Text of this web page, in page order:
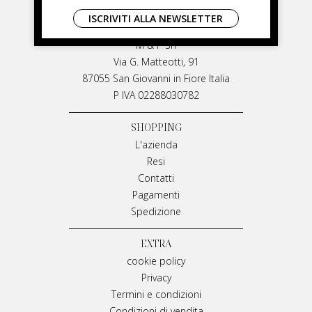
LIVIANA MIRARCHI
M & P Srl
Via G. Matteotti, 91
87055 San Giovanni in Fiore Italia
P IVA 02288030782
SHOPPING
L'azienda
Resi
Contatti
Pagamenti
Spedizione
EXTRA
cookie policy
Privacy
Termini e condizioni
ISCRIVITI ALLA NEWSLETTER